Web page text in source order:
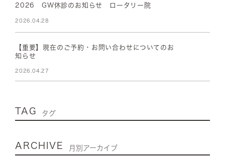
2026 GW休診のお知らせ ロータリー院
2026.04.28
【重要】現在のご予約・お問い合わせについてのお
知らせ
2026.04.27
TAG タグ
ARCHIVE 月別アーカイブ